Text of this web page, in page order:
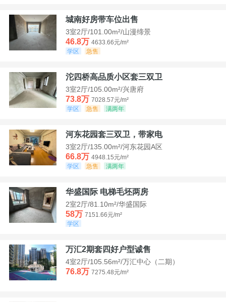
城南好房带车位出售
3室2厅/101.00m²/山漫缔景
46.8万 4633.66元/m²
学区
急售
沱四桥高品质小区套三双卫
3室2厅/105.00m²/兴唐府
73.8万 7028.57元/m²
学区
急售 满两年
河东花园套三双卫，带家电
3室2厅/135.00m²/河东花园A区
66.8万 4948.15元/m²
学区
急售 满两年
华盛国际 电梯毛坯两房
2室2厅/81.10m²/华盛国际
58万 7151.66元/m²
学区
万汇2期套四好户型诚售
4室2厅/105.56m²/万汇中心（二期）
76.8万 7275.48元/m²